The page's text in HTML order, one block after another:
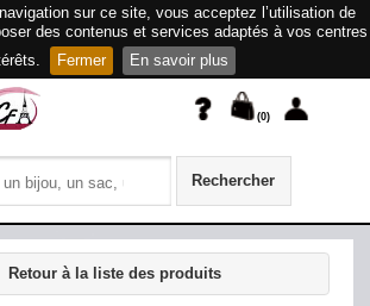
sur ce site, vous acceptez l’utilisation de
des contenus et services adaptés à vos centres
Fermer En savoir plus
(0)
Rechercher
Retour à la liste des produits